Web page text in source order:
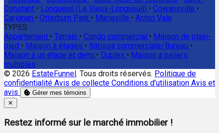
Constant • Longueuil (Le Vieux-Longueuil) • Cowansville •
Carignan • Otterburn Park • Marieville • Acton Vale
TYPES
Appartement • Terrain • Condo commercial • Maison de plain-
pied • Maison à étages • Bâtisse commerciale/Bureau •
Maison à un étage et demi • Duplex • Maison à paliers
multiples
© 2026 EstateFunnel. Tous droits réservés. Politique de
confidentialité Avis de collecte Conditions d’utilisation Avis et
avis
Gérer mes témoins
Close
✕
Restez informé sur le marché immobilier !